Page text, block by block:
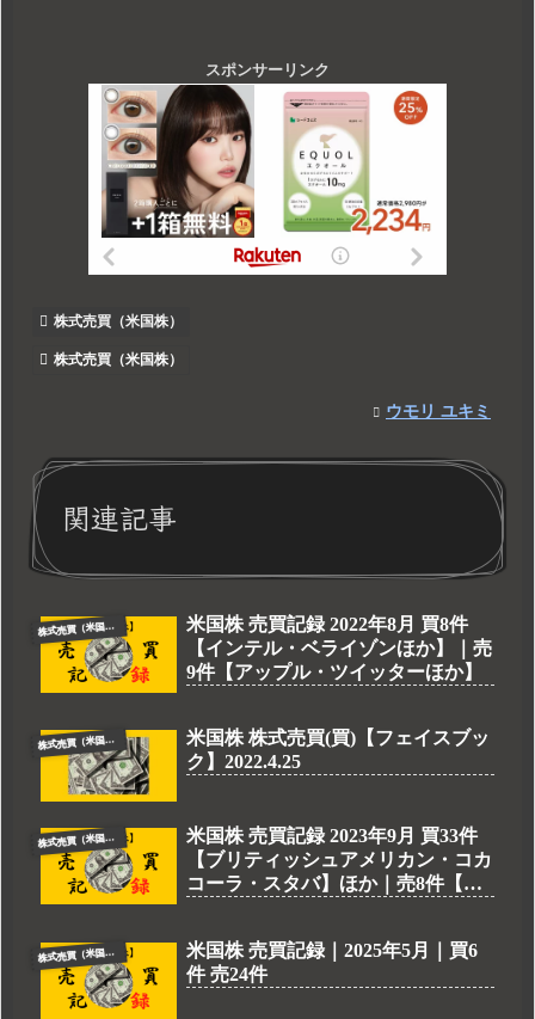
スポンサーリンク
株式売買（米国株）
株式売買（米国株）
ウモリ ユキミ
関連記事
株
式売買（米国株）
米国株 売買記録 2022年8月 買8件
【インテル・ベライゾンほか】｜売
9件【アップル・ツイッターほか】
株
式売買（米国株）
米国株 株式売買(買)【フェイスブッ
ク】2022.4.25
株
式売買（米国株）
米国株 売買記録 2023年9月 買33件
【ブリティッシュアメリカン・コカ
コーラ・スタバ】ほか｜売8件【ア
株
式売買（米国株）
米国株 売買記録｜2025年5月｜買6
件 売24件